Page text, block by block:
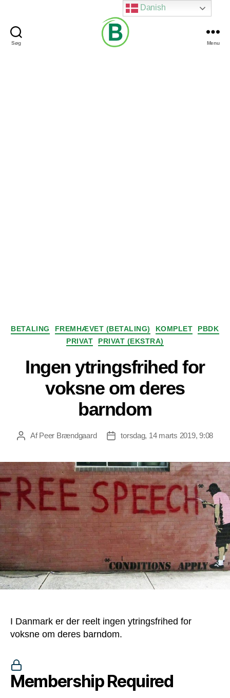
Søg Menu
Kategorier
BETALING FREMHÆVET (BETALING) KOMPLET
PBDK
PRIVAT
PRIVAT (EKSTRA)
Ingen ytringsfrihed for
voksne om deres
barndom
Indlægsforfatter
AfPeer Brændgaard Indlægsdato
torsdag, 14 marts 2019, 9:08
I Danmark er der reelt ingen ytringsfrihed for
voksne om deres barndom.
Membership Required
Danish